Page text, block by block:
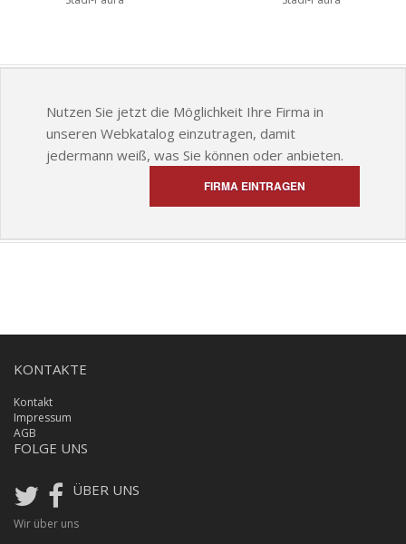
Nutzen Sie jetzt die Möglichkeit Ihre Firma in
unseren Webkatalog einzutragen, damit
jedermann weiß, was Sie können oder anbieten.
FIRMA EINTRAGEN
KONTAKTE
Kontakt
Impressum
AGB
FOLGE UNS
ÜBER UNS
Wir über uns